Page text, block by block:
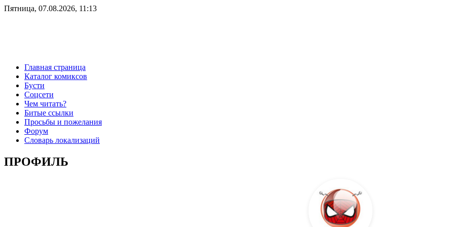
Пятница, 07.08.2026, 11:13
Главная страница
Каталог комиксов
Бусти
Соцсети
Чем читать?
Битые ссылки
Просьбы и пожелания
Форум
Словарь локализаций
ПРОФИЛЬ